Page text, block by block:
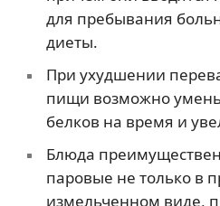
для пребывания
диеты.
При ухудшении
пищи возможно
белков на время и
Блюда
паровые не только в
измельченном виде,